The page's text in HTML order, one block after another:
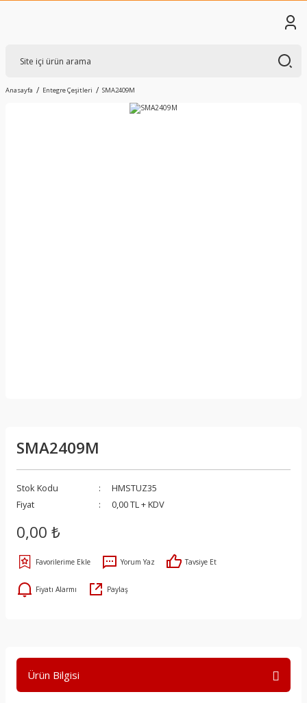
Anasayfa Entegre Çeşitleri SMA2409M
SMA2409M
Stok Kodu
HMSTUZ35
Fiyat
0,00 TL + KDV
0,00 ₺
Yorum Yaz Tavsiye Et
Fiyatı Alarmı Paylaş
Ürün Bilgisi